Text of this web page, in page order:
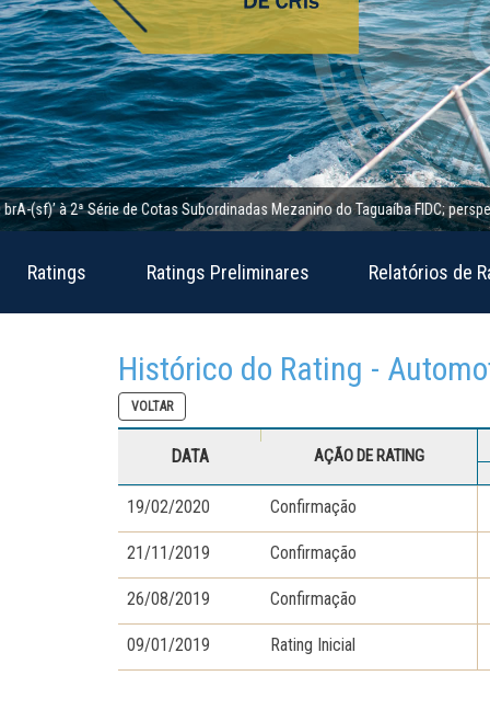
2ª Série de Cotas Subordinadas Mezanino do Taguaíba FIDC; perspectiva
Ratings Ratings Preliminares Relatórios de
Histórico do Rating -
VOLTAR
DATA AÇÃO DE RATING
19/02/2020 Confirmação
21/11/2019 Confirmação
26/08/2019 Confirmação
09/01/2019 Rating Inicial